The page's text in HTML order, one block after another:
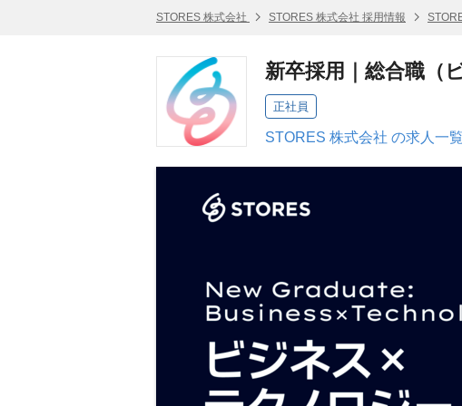
STORES 株式会社 STORES 株式会社 採用情報
新卒採用｜総合職（
正社員
STORES 株式会社 の求人一覧